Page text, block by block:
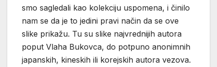
smo sagledali kao kolekciju uspomena, i činilo
nam se da je to jedini pravi način da se ove
slike prikažu. Tu su slike najvrednijih autora
poput Vlaha Bukovca, do potpuno anonimnih
japanskih, kineskih ili korejskih autora vezova.